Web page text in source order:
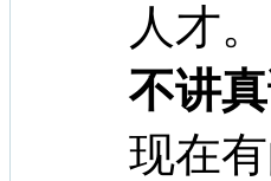
人才。
不讲
现在